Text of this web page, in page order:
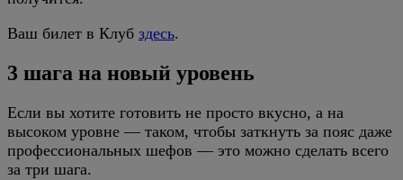
Ваш билет в Клуб здесь.
3 шага на новый уровень
Если вы хотите готовить не просто вкусно, а на
высоком уровне — таком, чтобы заткнуть за пояс даже
профессиональных шефов — это можно сделать всего
за три шага.